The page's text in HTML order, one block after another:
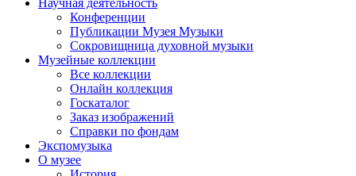
Научная деятельность
Конференции
Публикации Музея Музыки
Сокровищница духовной музыки
Музейные коллекции
Все коллекции
Онлайн коллекция
Госкаталог
Заказ изображений
Справки по фондам
Экспомузыка
О музее